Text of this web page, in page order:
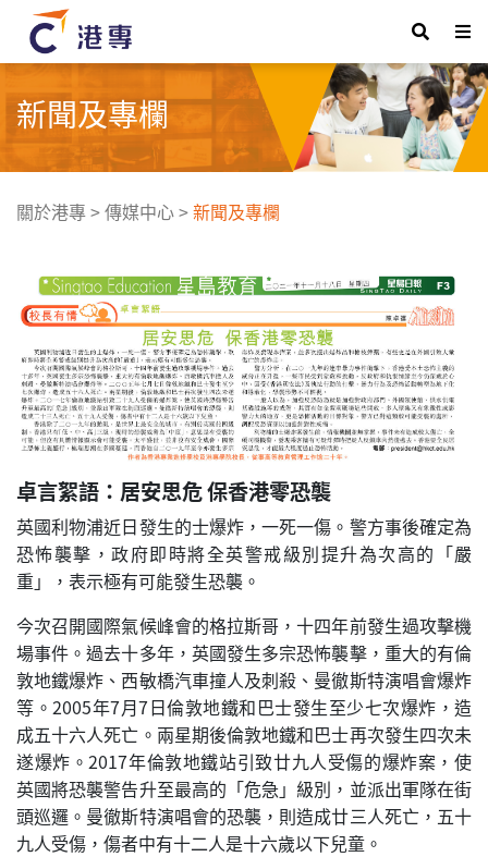
新聞及專欄
關於港專>傳媒中心>新聞及專欄
卓言絮語：居安思危 保香港零恐襲
英國利物浦近日發生的士爆炸，一死一傷。警方事後確定為
恐怖襲擊，政府即時將全英警戒級別提升為次高的「嚴
重」，表示極有可能發生恐襲。
今次召開國際氣候峰會的格拉斯哥，十四年前發生過攻擊機
場事件。過去十多年，英國發生多宗恐怖襲擊，重大的有倫
敦地鐵爆炸、西敏橋汽車撞人及刺殺、曼徹斯特演唱會爆炸
等。2005年7月7日倫敦地鐵和巴士發生至少七次爆炸，造
成五十六人死亡。兩星期後倫敦地鐵和巴士再次發生四次未
遂爆炸。2017年倫敦地鐵站引致廿九人受傷的爆炸案，使
英國將恐襲警告升至最高的「危急」級別，並派出軍隊在街
頭巡邏。曼徹斯特演唱會的恐襲，則造成廿三人死亡，五十
九人受傷，傷者中有十二人是十六歲以下兒童。